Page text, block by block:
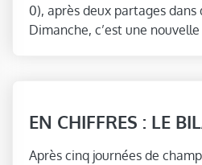
0), après deux partages dans
Dimanche, c’est une
EN CHIFFRES : LE
Après cinq journées de